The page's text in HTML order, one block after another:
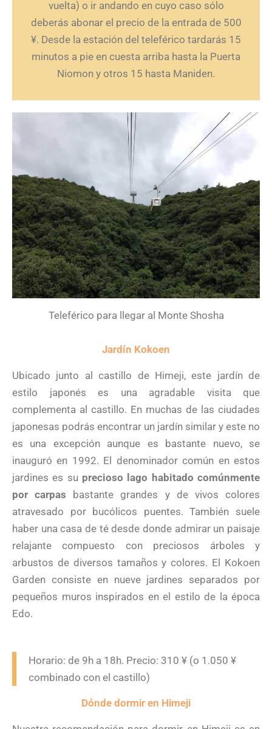
vuelta) o ir andando en cuyo caso sólo
deberás abonar el precio de la entrada de 500
¥. Desde la estación del teleférico tardarás 15
minutos a pie en cuesta arriba hasta la Puerta
Niomon y otros 15 hasta Maniden.
Teleférico para llegar al Monte Shosha
Jardín Kokoen
Ubicado junto al castillo de Himeji, este jardín de
estilo japonés es una agradable visita que
complementa al castillo. En muchas de las ciudades
japonesas podrás encontrar un jardín similar y este no
es una excepción aunque es bastante nuevo, se
inauguró en 1992. El denominador común en estos
jardines es su precioso lago habitado comúnmente
por carpas bastante grandes y de vivos colores
atravesado por bucólicos puentes. También suele
haber una casa de té desde donde admirar un paisaje
relajante compuesto con preciosos árboles y
arbustos de diversos tamaños y colores. El Kokoen
Garden consiste en nueve jardines separados por
pequeños muros inspirados en el estilo de la época
Edo.
Horario: de 9h a 18h. Precio: 310 ¥ (o 1.050 ¥
combinado con el castillo)
Dónde dormir en Himeji